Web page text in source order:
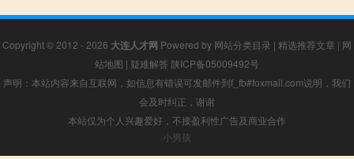
Copyright © 2012 - 2026 大连人才网 Powered by 网站分类目录 | 精选推荐文章 | 网
站地图 | 疑难解答 陕ICP备05009492号
声明：本站内容来自互联网，如信息有错误可发邮件到f_fb#foxmail.com说明，我们
会及时纠正，谢谢
本站仅为个人兴趣爱好，不接盈利性广告及商业合作
小男孩